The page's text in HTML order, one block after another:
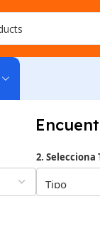
2. Selecciona